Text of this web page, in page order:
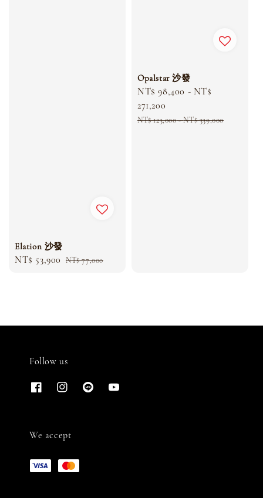
Elation 沙發
Sale
NT$ 53,900 Regular
NT$ 77,000
Opalstar 沙發
Sale
price
NT$ 98,400 - NT$
271,200
Regular
NT$ 123,000-NT$ 339,000
Follow us
We accept